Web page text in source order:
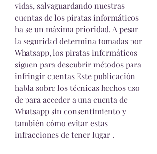
vidas, salvaguardando nuestras
cuentas de los piratas informáticos
ha se un máxima prioridad. A pesar
la seguridad determina tomadas por
Whatsapp, los piratas informáticos
siguen para descubrir métodos para
infringir cuentas Este publicación
habla sobre los técnicas hechos uso
de para acceder a una cuenta de
Whatsapp sin consentimiento y
también cómo evitar estas
infracciones de tener lugar .